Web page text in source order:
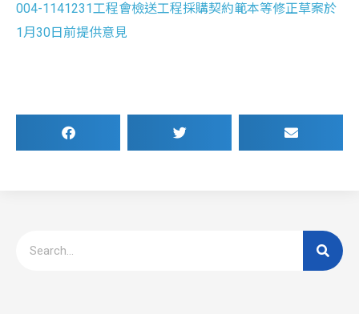
004-1141231工程會檢送工程採購契約範本等修正草案於
1月30日前提供意見